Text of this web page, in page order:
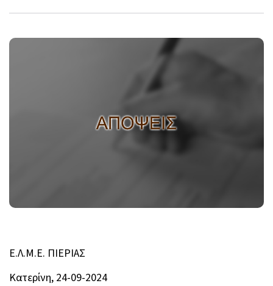
Ε.Λ.Μ.Ε. ΠΙΕΡΙΑΣ
Κατερίνη, 24-09-2024